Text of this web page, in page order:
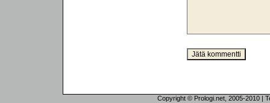
Copyright © Prologi.net, 2005-2010 |